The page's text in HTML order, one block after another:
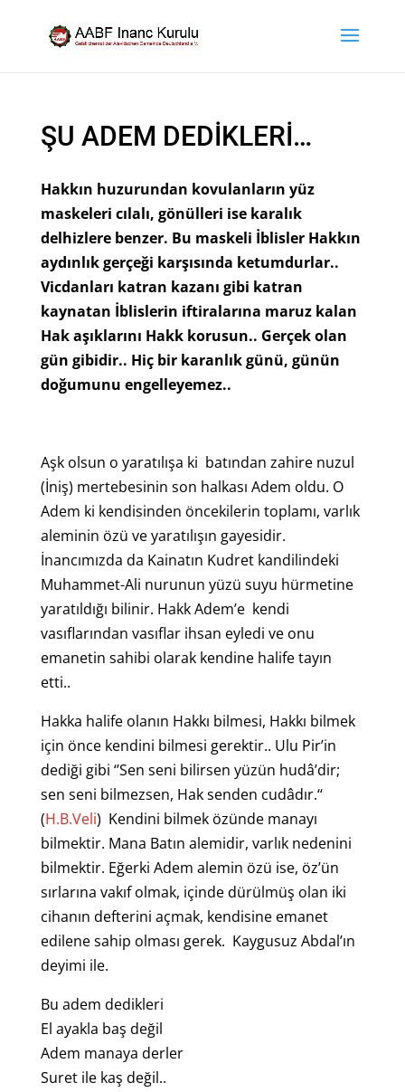
ŞU ADEM DEDİKLERİ…
Hakkın huzurundan kovulanların yüz
maskeleri cılalı, gönülleri ise karalık
delhizlere benzer. Bu maskeli İblisler Hakkın
aydınlık gerçeği karşısında ketumdurlar..
Vicdanları katran kazanı gibi katran
kaynatan İblislerin iftiralarına maruz kalan
Hak aşıklarını Hakk korusun.. Gerçek olan
gün gibidir.. Hiç bir karanlık günü, günün
doğumunu engelleyemez..
Aşk olsun o yaratılışa ki batından zahire nuzul
(İniş) mertebesinin son halkası Adem oldu. O
Adem ki kendisinden öncekilerin toplamı, varlık
aleminin özü ve yaratılışın gayesidir.
İnancımızda da Kainatın Kudret kandilindeki
Muhammet-Ali nurunun yüzü suyu hürmetine
yaratıldığı bilinir. Hakk Adem’e kendi
vasıflarından vasıflar ihsan eyledi ve onu
emanetin sahibi olarak kendine halife tayın
etti..
Hakka halife olanın Hakkı bilmesi, Hakkı bilmek
için önce kendini bilmesi gerektir.. Ulu Pir’in
dediği gibi ‘’Sen seni bilirsen yüzün hudâ’dir;
sen seni bilmezsen, Hak senden cudâdır.‘‘
(H.B.Veli) Kendini bilmek özünde manayı
bilmektir. Mana Batın alemidir, varlık nedenini
bilmektir. Eğerki Adem alemin özü ise, öz’ün
sırlarına vakıf olmak, içinde dürülmüş olan iki
cihanın defterini açmak, kendisine emanet
edilene sahip olması gerek. Kaygusuz Abdal’ın
deyimi ile.
Bu adem dedikleri
El ayakla baş değil
Adem manaya derler
Suret ile kaş değil..